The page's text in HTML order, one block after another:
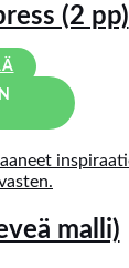
(2 pp)
malli)